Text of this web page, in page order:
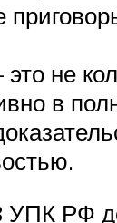
это не
в
УПК РФ